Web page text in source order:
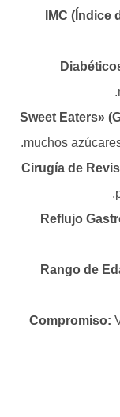
IMC
muchos
Cirugía de
Reflujo
Rango de
Compromiso: